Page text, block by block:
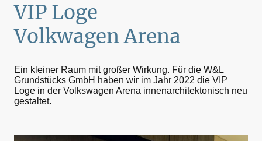
VIP Loge
Volkwagen Arena
Ein kleiner Raum mit großer Wirkung. Für die W&L
Grundstücks GmbH haben wir im Jahr 2022 die VIP
Loge in der Volkswagen Arena innenarchitektonisch neu
gestaltet.